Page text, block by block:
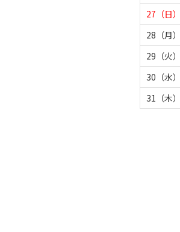
27（日）
28（月）
29（火）
30（水）
31（木）